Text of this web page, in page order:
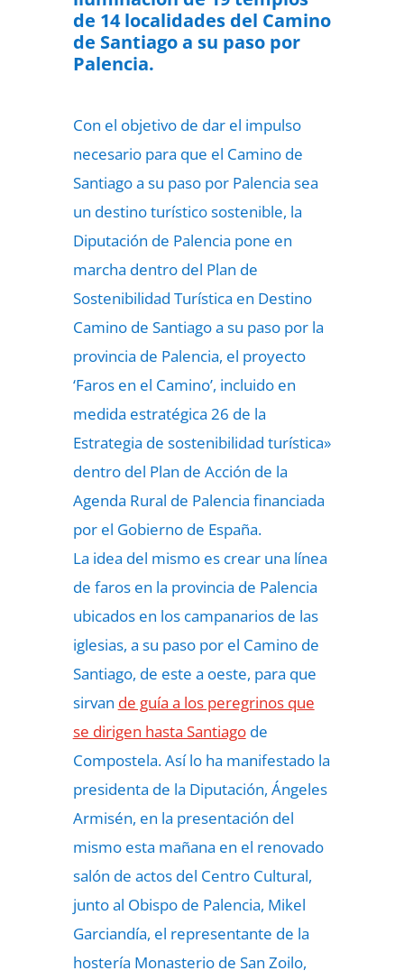
de 14 localidades del Camino
de Santiago a su paso por
Palencia.
Con el objetivo de dar el impulso
necesario para que el Camino de
Santiago a su paso por Palencia sea
un destino turístico sostenible, la
Diputación de Palencia pone en
marcha dentro del Plan de
Sostenibilidad Turística en Destino
Camino de Santiago a su paso por la
provincia de Palencia, el proyecto
‘Faros en el Camino’, incluido en
medida estratégica 26 de la
Estrategia de sostenibilidad turística»
dentro del Plan de Acción de la
Agenda Rural de Palencia financiada
por el Gobierno de España.
La idea del mismo es crear una línea
de faros en la provincia de Palencia
ubicados en los campanarios de las
iglesias, a su paso por el Camino de
Santiago, de este a oeste, para que
sirvan de guía a los peregrinos que
se dirigen hasta Santiago de
Compostela. Así lo ha manifestado la
presidenta de la Diputación, Ángeles
Armisén, en la presentación del
mismo esta mañana en el renovado
salón de actos del Centro Cultural,
junto al Obispo de Palencia, Mikel
Garciandía, el representante de la
hostería Monasterio de San Zoilo,